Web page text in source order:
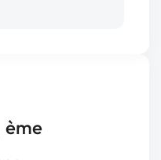
ème